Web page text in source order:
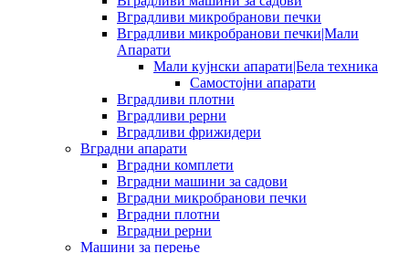
Вградливи микробранови печки
Вградливи микробранови печки|Мали
Апарати
Мали кујнски апарати|Бела техника
Самостојни апарати
Вградливи плотни
Вградливи рерни
Вградливи фрижидери
Вградни апарати
Вградни комплети
Вградни машини за садови
Вградни микробранови печки
Вградни плотни
Вградни рерни
Машини за перење